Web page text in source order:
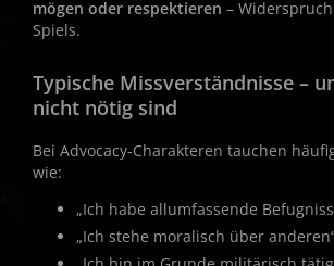
mögen oder respektieren –
Spiels.
Typische Missverständnisse –
nicht nötig sind
Bei Advocacy-Charakteren tauchen
wie:
„Ich habe allumfassende
„Ich stehe moralisch über